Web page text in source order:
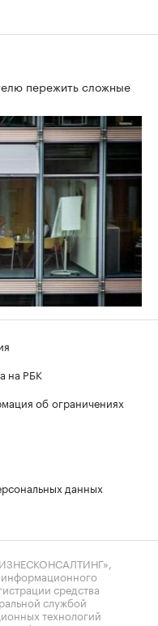
пережить сложные
на РБК
об ограничениях
данных
средства
службой
технологий